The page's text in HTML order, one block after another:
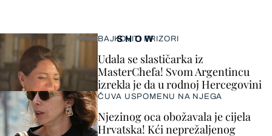
SHOW
BAJKOVITI PRIZORI
Udala se slastičarka iz
MasterChefa! Svom Argentincu
izrekla je da u rodnoj Hercegovini
ČUVA USPOMENU NA NJEGA
Njezinog oca obožavala je cijela
Hrvatska! Kći neprežaljenog